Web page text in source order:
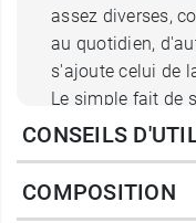
assez diverses,
au quotidien,
s'ajoute celui de
Le simple fait de
s'avérer
l'effet moussant
CONSEILS
COMPOSITION